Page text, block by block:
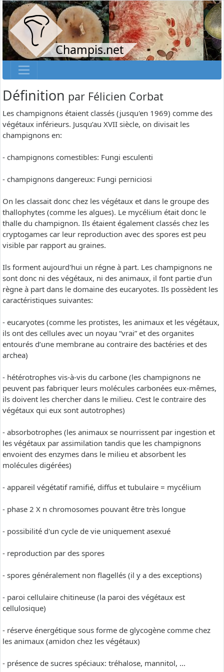
Champis.net
Définition par Félicien Corbat
Les champignons étaient classés (jusqu'en 1969) comme des
végétaux inférieurs. Jusqu’au XVII siècle, on divisait les
champignons en:
- champignons comestibles: Fungi esculenti
- champignons dangereux: Fungi perniciosi
On les classait donc chez les végétaux et dans le groupe des
thallophytes (comme les algues). Le mycélium était donc le
thalle du champignon. Ils étaient également classés chez les
cryptogames car leur reproduction avec des spores est peu
visible par rapport au graines.
Ils forment aujourd'hui un régne à part. Les champignons ne
sont donc ni des végétaux, ni des animaux, il font partie d’un
règne à part dans le domaine des eucaryotes. Ils possèdent les
caractéristiques suivantes:
- eucaryotes (comme les protistes, les animaux et les végétaux,
ils ont des cellules avec un noyau “vrai” et des organites
entourés d’une membrane au contraire des bactéries et des
archea)
- hétérotrophes vis-à-vis du carbone (les champignons ne
peuvent pas fabriquer leurs molécules carbonées eux-mêmes,
ils doivent les chercher dans le milieu. C’est le contraire des
végétaux qui eux sont autotrophes)
- absorbotrophes (les animaux se nourrissent par ingestion et
les végétaux par assimilation tandis que les champignons
envoient des enzymes dans le milieu et absorbent les
molécules digérées)
- appareil végétatif ramifié, diffus et tubulaire = mycélium
- phase 2 X n chromosomes pouvant être très longue
- possibilité d'un cycle de vie uniquement asexué
- reproduction par des spores
- spores généralement non flagellés (il y a des exceptions)
- paroi cellulaire chitineuse (la paroi des végétaux est
cellulosique)
- réserve énergétique sous forme de glycogène comme chez
les animaux (amidon chez les végétaux)
- présence de sucres spéciaux: tréhalose, mannitol, ...